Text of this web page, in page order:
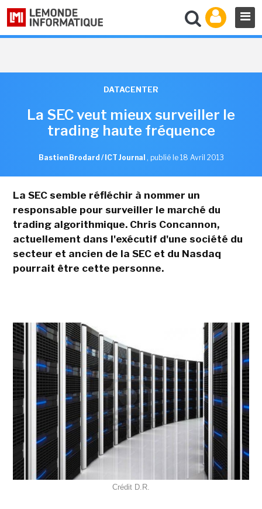
DATACENTER
La SEC veut mieux surveiller le
trading haute fréquence
Bastien Brodard / ICT Journal , publié le 18 Avril 2013
La SEC semble réfléchir à nommer un
responsable pour surveiller le marché du
trading algorithmique. Chris Concannon,
actuellement dans l'exécutif d'une société du
secteur et ancien de la SEC et du Nasdaq
pourrait être cette personne.
Crédit D.R.